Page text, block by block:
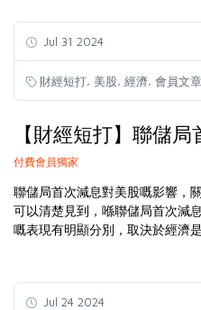
Jul 31 2024
財經短打, 美股, 經濟, 會員文章
【財經短打】聯儲
付費會員獨家
聯儲局首次減息對美股嘅影響，
可以清楚見到，喺聯儲局首次減
嘅表現有明顯分別，取決於經濟是
Jul 24 2024